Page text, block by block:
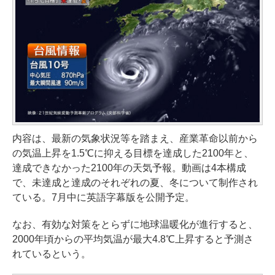
内容は、最新の気象状況等を踏まえ、産業革命以前から
の気温上昇を1.5℃に抑える目標を達成した2100年と、
達成できなかった2100年の天気予報。動画は4本構成
で、未達成と達成のそれぞれの夏、冬について制作され
ている。7月中に英語字幕版を公開予定。
なお、有効な対策をとらずに地球温暖化が進行すると、
2000年頃からの平均気温が最大4.8℃上昇すると予測さ
れているという。